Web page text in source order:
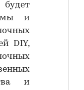
и
DIY,
и